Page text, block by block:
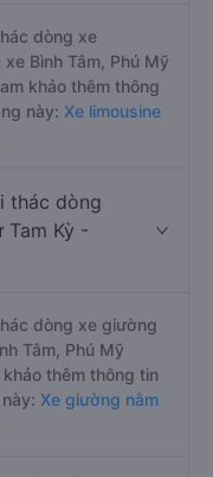
dòng xe
Bình Tâm, Phú Mỹ
khảo thêm thông
này: Xe limousine
thác dòng
Tam Kỳ -
dòng xe giường
Tâm, Phú Mỹ
thêm thông tin
Xe giường nằm